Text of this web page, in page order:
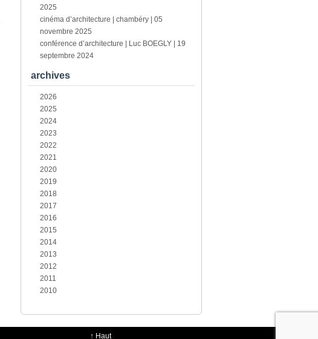
2025
cinéma d’architecture | chambéry | 05
novembre 2025
conférence d’architecture | Luc BOEGLY | 19
septembre 2024
archives
2026
2025
2024
2023
2022
2021
2020
2019
2018
2017
2016
2015
2014
2013
2012
2011
2010
↑ Haut